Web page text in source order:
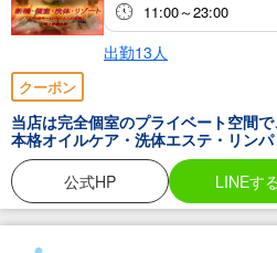
11:00～23:00
出勤13人
クーポン
当店は完全個室のプライベート空間
本格オイルケア・洗体エステ・リンパ
術と癒しの質にこだわりたいお客様
価格でこの癒しは贅沢」「コスパが良
います。丁寧で落ち着いた施術は、
るビジネスマンにもご満足いただけ
公式HP LINEす